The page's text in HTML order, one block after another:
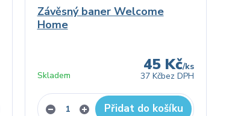
Závěsný baner Welcome
Home
45 Kč/ks
37 Kčbez DPH
Skladem
Přidat do košíku